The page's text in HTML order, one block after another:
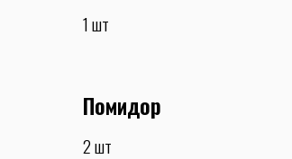
1 шт
Помидор
2 шт